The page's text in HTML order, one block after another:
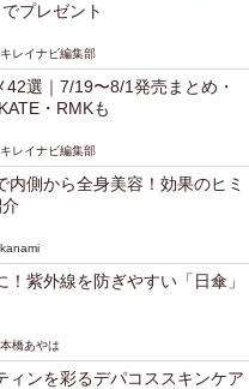
プレゼント
キレイナビ編集部
42選｜7/19〜8/1発売まとめ・
・RMKも
キレイナビ編集部
側から全身美容！効果のヒミ
kanami
紫外線を防ぎやすい「日傘」
本橋あやは
ィンを彩るデパコススキンケア